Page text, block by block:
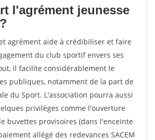
l'agrément jeunesse
agrément aide à crédibiliser et faire
du club sportif envers ses
il facilite considérablement le
publiques, notamment de la part de
du Sport. L'association pourra aussi
privilèges comme l'ouverture
buvettes provisoires (dans l'enceinte
allégé des redevances SACEM